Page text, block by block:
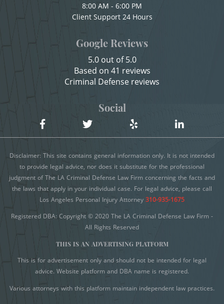
Oral Copulation by Force/Fear
Prostitution & Solicitation
Sexual Battery
Statutory Rape
Burglary
Burglary of a Safe or Vault
Grand Theft
Grand Theft Auto
Receiving Stolen Property
Child Endangerment
Child Pornography
Credit Card Fraud
Criminal Threats
Damaging Phone, Electrical Or Utility Lines
Servicios Públicos
Delitos Contra la Propiedad
Delitos De Armas
Delitos de Conducción
Delitos De Drogas
Delitos De Fraude
Delitos de Hurto
8:00 AM - 6:00 PM
Client Support 24 Hours
Google Reviews
5.0 out of 5.0
Based on 41 reviews
Criminal Defense reviews
Social
Disclaimer: This site contains general information only. It is not intended
to provide legal advice, nor does it substitute for the professional
judgment of The LA Criminal Defense Law Firm concerning the facts and
the laws that apply in your individual case. For legal advice, please call
Los Angeles Personal Injury Attorney 310-935-1675
Registered DBA: Copyright © 2020 The LA Criminal Defense Law Firm -
All Rights Reserved
THIS IS AN ADVERTISING PLATFORM
This is for advertisement only and should not be intended for legal
advice. Website platform and DBA name is registered.
Various attorneys with this platform maintain independent law practices.